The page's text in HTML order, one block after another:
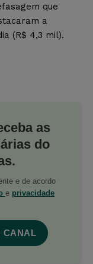
que
a
(R$ 4,3 mil).
as
do
e de acordo
e privacidade
CANAL